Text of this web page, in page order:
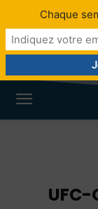
UFC-
Chaque